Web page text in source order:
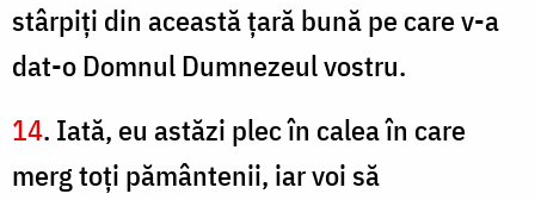
stârpiţi din această țară bună pe care v-a
dat-o Domnul Dumnezeul vostru.
14. Iată, eu astăzi plec în calea în care
merg toţi pământenii, iar voi să